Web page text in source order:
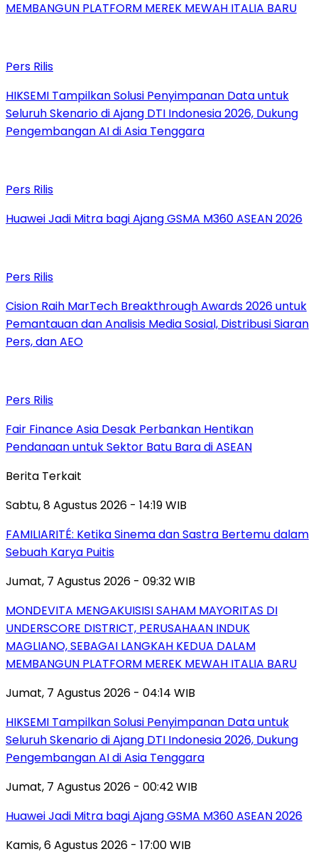
MEMBANGUN PLATFORM MEREK MEWAH ITALIA BARU
Pers Rilis
HIKSEMI Tampilkan Solusi Penyimpanan Data untuk
Seluruh Skenario di Ajang DTI Indonesia 2026, Dukung
Pengembangan AI di Asia Tenggara
Pers Rilis
Huawei Jadi Mitra bagi Ajang GSMA M360 ASEAN 2026
Pers Rilis
Cision Raih MarTech Breakthrough Awards 2026 untuk
Pemantauan dan Analisis Media Sosial, Distribusi Siaran
Pers, dan AEO
Pers Rilis
Fair Finance Asia Desak Perbankan Hentikan
Pendanaan untuk Sektor Batu Bara di ASEAN
Berita Terkait
Sabtu, 8 Agustus 2026 - 14:19 WIB
FAMILIARITÉ: Ketika Sinema dan Sastra Bertemu dalam
Sebuah Karya Puitis
Jumat, 7 Agustus 2026 - 09:32 WIB
MONDEVITA MENGAKUISISI SAHAM MAYORITAS DI
UNDERSCORE DISTRICT, PERUSAHAAN INDUK
MAGLIANO, SEBAGAI LANGKAH KEDUA DALAM
MEMBANGUN PLATFORM MEREK MEWAH ITALIA BARU
Jumat, 7 Agustus 2026 - 04:14 WIB
HIKSEMI Tampilkan Solusi Penyimpanan Data untuk
Seluruh Skenario di Ajang DTI Indonesia 2026, Dukung
Pengembangan AI di Asia Tenggara
Jumat, 7 Agustus 2026 - 00:42 WIB
Huawei Jadi Mitra bagi Ajang GSMA M360 ASEAN 2026
Kamis, 6 Agustus 2026 - 17:00 WIB